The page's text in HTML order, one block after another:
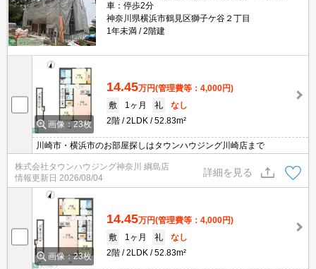
車：停歩2分
神奈川県横浜市鶴見区獅子ケ谷２丁目
1年未満
2階建
画像：23枚
14.45万円(管理費等：4,000円)
敷
1ヶ月 礼
なし
2階
2LDK 52.83m²
川崎市・横浜市のお部屋探しはタウンハウジング川崎店まで
株式会社タウンハウジング神奈川 綱島店
情報更新日 2026/08/04
詳細を見る
画像：23枚
14.45万円(管理費等：4,000円)
敷
1ヶ月 礼
なし
2階
2LDK 52.83m²